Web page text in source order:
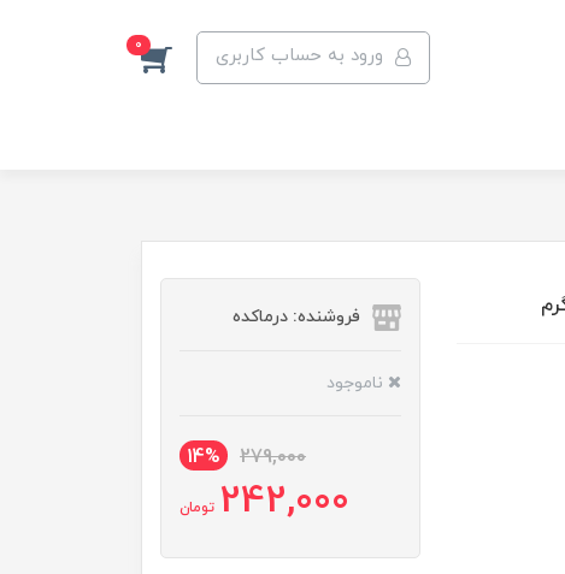
ورود به حساب کاربری 0
فروشنده: درماکده
ناموجود
279,000
14%
242,000 تومان